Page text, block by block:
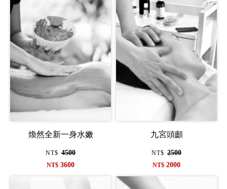
煥然全新一身水嫩
NT$ 4500
NT$ 3600
九宮頭顱
NT$ 2500
NT$ 2000